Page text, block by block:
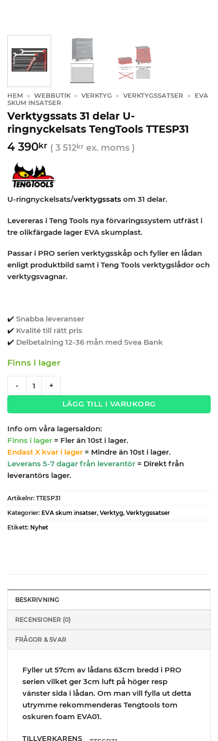
HEM » WEBBUTIK » VERKTYG » VERKTYGSSATSER »
EVA
SKUM INSATSER
Verktygssats 31 delar U-
ringnyckelsats TengTools TTESP31
4 390kr ( 3 512kr ex. moms )
U-ringnyckelsats/verktygssats om 31 delar.
Levereras i Teng Tools nya förvaringssystem utfräst i
tre olikfärgade lager EVA skumplast.
Passar i PRO serien verktygsskåp och fyller en lådan
enligt produktbild samt i Teng Tools verktygslådor och
verktygsvagnar.
✔️ Snabba leveranser
✔️ Kvalité till rätt pris
✔️ Delbetalning 12-36 mån med Svea Bank
Finns i lager
- +
LÄGG TILL I VARUKORG
Info om våra lagersaldon:
Finns i lager = Fler än 10st i lager.
Endast X kvar i lager = Mindre än 10st i lager.
Leverans 5-7 dagar från leverantör = Direkt från
leverantörs lager.
Artikelnr: TTESP31
Kategorier: EVA skum insatser, Verktyg, Verktygssatser
Etikett: Nyhet
BESKRIVNING
RECENSIONER (0)
FRÅGOR & SVAR
Fyller ut 57cm av lådans 63cm bredd i PRO
serien vilket ger 3cm luft på höger resp
vänster sida i lådan. Om man vill fylla ut detta
utrymme rekommenderas Tengtools tom
oskuren foam EVA01.
TILLVERKARENS